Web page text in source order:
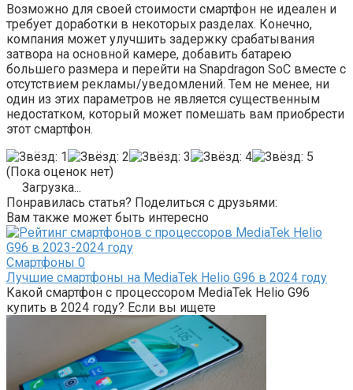
Возможно для своей стоимости смартфон не идеален и
требует доработки в некоторых разделах. Конечно,
компания может улучшить задержку срабатывания
затвора на основной камере, добавить батарею
большего размера и перейти на Snapdragon SoC вместе с
отсутствием рекламы/уведомлений. Тем не менее, ни
один из этих параметров не является существенным
недостатком, который может помешать вам приобрести
этот смартфон.
(Пока оценок нет)
Загрузка...
Понравилась статья? Поделиться с друзьями:
Вам также может быть интересно
Смартфоны 0
Лучшие смартфоны на MediaTek Helio G96 в 2024 году
Какой смартфон с процессором MediaTek Helio G96
купить в 2024 году? Если вы ищете